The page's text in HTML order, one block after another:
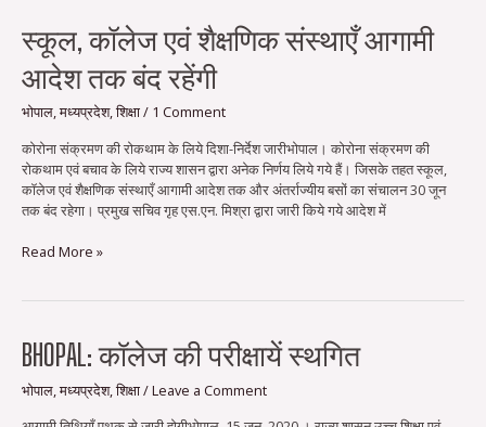
स्कूल, कॉलेज एवं शैक्षणिक संस्थाएँ आगामी
आदेश तक बंद रहेंगी
भोपाल,मध्यप्रदेश,शिक्षा/ 1 Comment
कोरोना संक्रमण की रोकथाम के लिये दिशा-निर्देश जारीभोपाल। कोरोना संक्रमण की
रोकथाम एवं बचाव के लिये राज्य शासन द्वारा अनेक निर्णय लिये गये हैं। जिसके तहत स्कूल,
कॉलेज एवं शैक्षणिक संस्थाएँ आगामी आदेश तक और अंतर्राज्यीय बसों का संचालन 30 जून
तक बंद रहेगा। प्रमुख सचिव गृह एस.एन. मिश्रा द्वारा जारी किये गये आदेश में
स्कूल,
कॉलेज
एवं
शैक्षणिक
संस्थाएँ
आदेश
तक
बंद
रहेंगी
Read More »
BHOPAL: कॉलेज की परीक्षायें स्थगित
भोपाल,मध्यप्रदेश,शिक्षा/Leave a Comment
Bhopal:
कॉलेज
की